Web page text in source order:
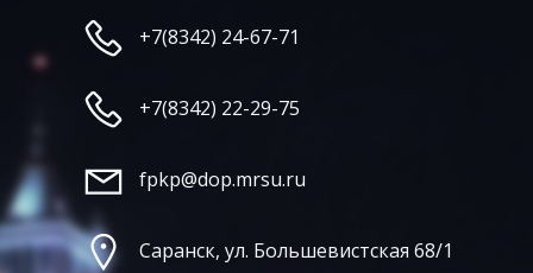
+7(8342) 24-67-71
+7(8342) 22-29-75
fpkp@dop.mrsu.ru
Саранск, ул. Большевистская 68/1